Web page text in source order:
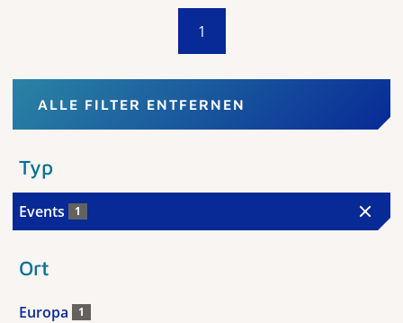
1
ALLE FILTER ENTFERNEN
Typ
Events 1
Ort
Europa 1